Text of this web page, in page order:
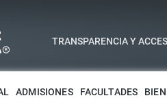
TRANSPARENCIA Y
ADMISIONES FACULTADES